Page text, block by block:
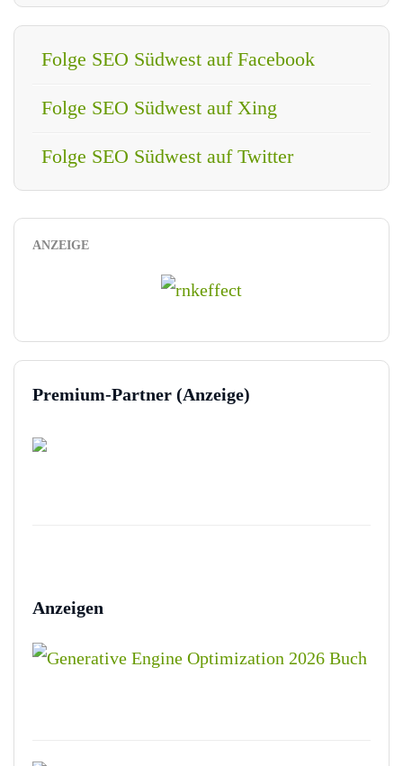
Folge SEO Südwest auf Facebook
Folge SEO Südwest auf Xing
Folge SEO Südwest auf Twitter
ANZEIGE
Premium-Partner (Anzeige)
Anzeigen